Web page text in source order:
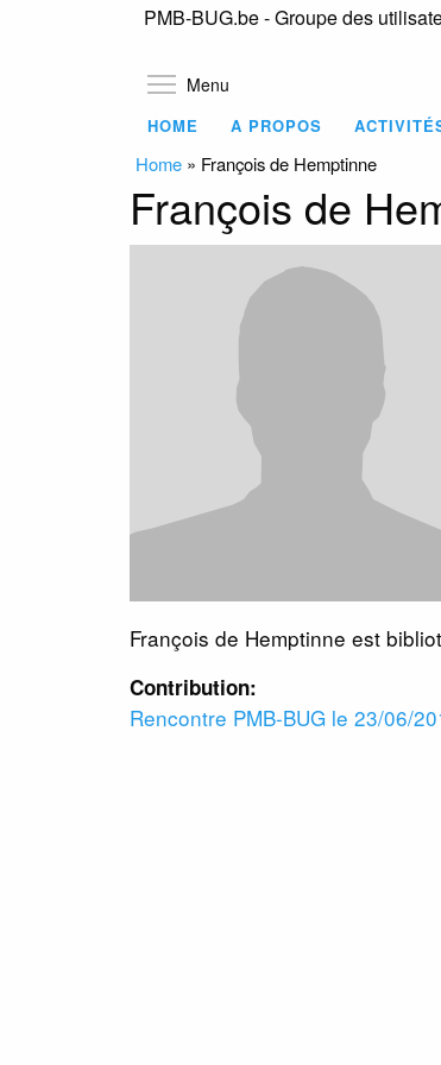
PMB-BUG.be - Groupe des
Menu
HOME A PROPOS
Home » François de Hemptinne
François de
François de Hemptinne est
Contribution:
Rencontre PMB-BUG le 23/06/